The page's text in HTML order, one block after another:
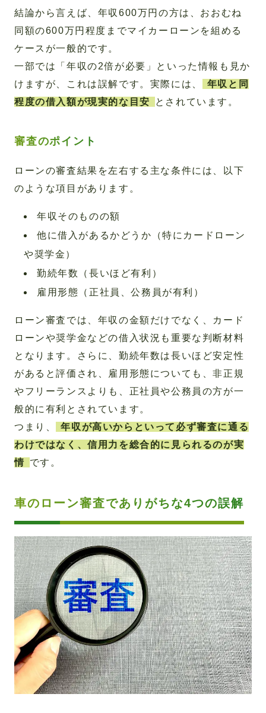
結論から言えば、年収600万円の方は、おおむね
同額の600万円程度までマイカーローンを組める
ケースが一般的です。
一部では「年収の2倍が必要」といった情報も見か
けますが、これは誤解です。実際には、
年収と同
程度の借入額が現実的な目安
とされています。
審査のポイント
ローンの審査結果を左右する主な条件には、以下
のような項目があります。
年収そのものの額
他に借入があるかどうか（特にカードローン
や奨学金）
勤続年数（長いほど有利）
雇用形態（正社員、公務員が有利）
ローン審査では、年収の金額だけでなく、カード
ローンや奨学金などの借入状況も重要な判断材料
となります。さらに、勤続年数は長いほど安定性
があると評価され、雇用形態についても、非正規
やフリーランスよりも、正社員や公務員の方が一
般的に有利とされています。
つまり、
年収が高いからといって必ず審査に通る
わけではなく、信用力を総合的に見られるのが実
情
です。
車のローン審査でありがちな4つの誤解